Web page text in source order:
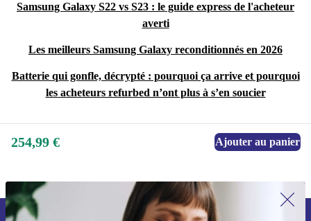
Samsung Galaxy S22 vs S23 : le guide express de l'acheteur
averti
Les meilleurs Samsung Galaxy reconditionnés en 2026
Batterie qui gonfle, décrypté : pourquoi ça arrive et pourquoi
les acheteurs refurbed n’ont plus à s’en soucier
254,99 € Ajouter au panier